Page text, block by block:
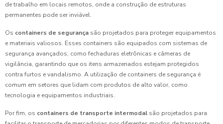
de trabalho em locais remotos, onde a construção de estruturas
permanentes pode ser inviável.
Os containers de segurança são projetados para proteger equipamentos
e materiais valiosos. Esses containers são equipados com sistemas de
segurança avançados, como fechaduras eletrônicas e câmeras de
vigilância, garantindo que os itens armazenados estejam protegidos
contra furtos e vandalismo. A utilização de containers de segurança é
comum em setores que lidam com produtos de alto valor, como
tecnologia e equipamentos industriais.
Por fim, os containers de transporte intermodal são projetados para